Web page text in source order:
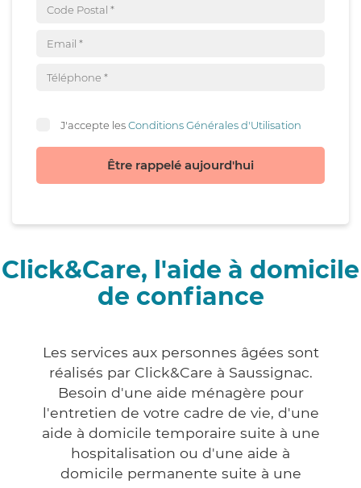
J'accepte lesConditions Générales d'Utilisation
Être rappelé aujourd'hui
Click&Care, l'aide à domicile
de confiance
Les services aux personnes âgées sont
réalisés par Click&Care à Saussignac.
Besoin d'une aide ménagère pour
l'entretien de votre cadre de vie, d'une
aide à domicile temporaire suite à une
hospitalisation ou d'une aide à
domicile permanente suite à une